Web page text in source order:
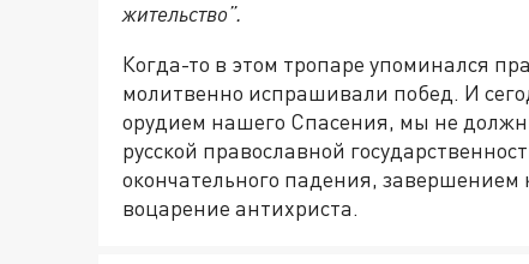
жительство”.
Когда-то в этом тропаре упоминался
молитвенно испрашивали побед. И
орудием нашего Спасения, мы не
русской православной
окончательного падения, завершением
воцарение антихриста.